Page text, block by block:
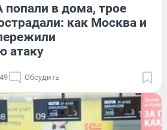
в дома, трое
как Москва и
атаку
Обсудить